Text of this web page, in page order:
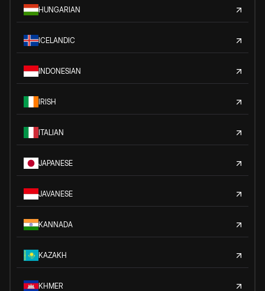
HUNGARIAN
ICELANDIC
INDONESIAN
IRISH
ITALIAN
JAPANESE
JAVANESE
KANNADA
KAZAKH
KHMER